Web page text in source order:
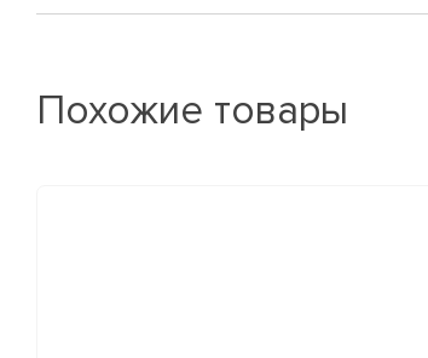
Похожие товары